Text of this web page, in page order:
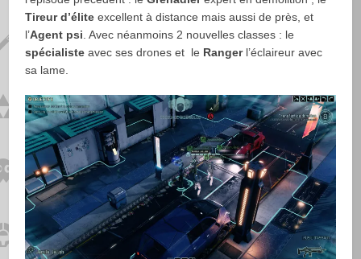
Tireur d’élite excellent à distance mais aussi de près, et
l’Agent psi . Avec néanmoins 2 nouvelles classes : le
spécialiste avec ses drones et le Rangerl’éclaireur avec
sa lame.